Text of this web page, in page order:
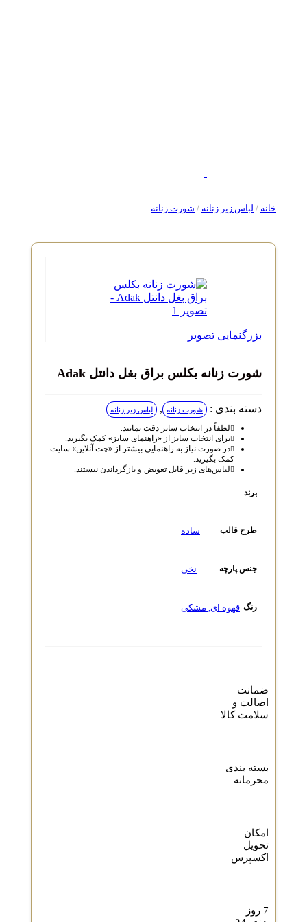
لباس زیر زنانه / شورت زنانه
بزرگنمایی تصویر
شورت زنانه بکلس براق بغل دانتل Adak
دسته بندی : شورت زنانه , لباس زیر زنانه
لطفاً در انتخاب سایز دقت نمایید.
برای انتخاب سایز از «راهنمای سایز» کمک بگیرید.
در صورت نیاز به راهنمایی بیشتر از «چت آنلاین» سایت
کمک بگیرید.
لباس‌های زیر قابل تعویض و بازگرداندن نیستند.
طرح قالب ساده
جنس پارچه
قهوه ای,مشکی
ضمانت
اصالت و
سلامت کالا
بسته بندی
محرمانه
تحویل
اکسپرس